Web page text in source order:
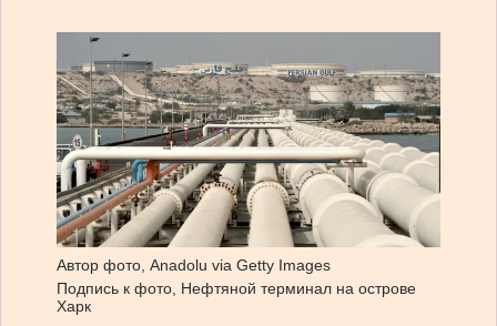
Автор фото, Anadolu via Getty Images
Подпись к фото, Нефтяной терминал на острове
Харк